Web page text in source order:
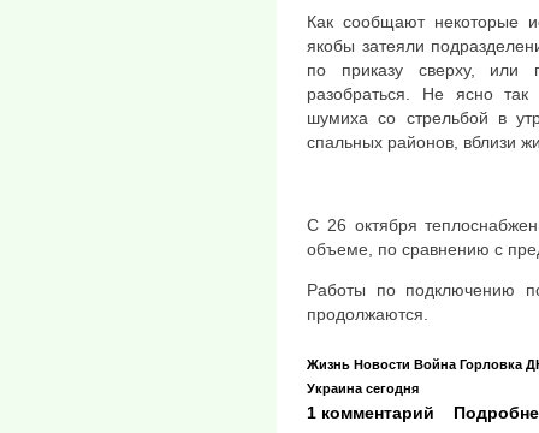
Как сообщают некоторые
якобы затеяли
по приказу сверху, или
разобраться. Не ясно
шумиха со стрельбой в
спальных районов, вблизи
С 26 октября
объеме, по сравнению с
Работы по подключению
продолжаются.
Жизнь Новости Война Горловка
Украина сегодня
1 комментарий